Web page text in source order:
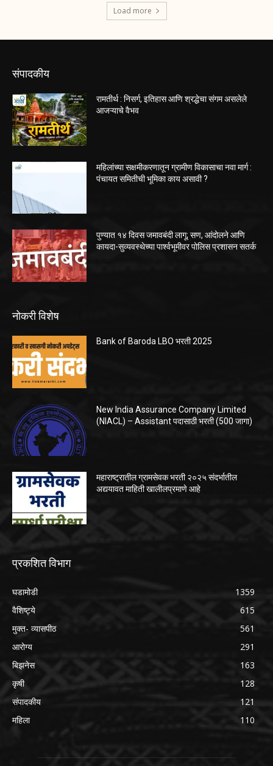
Load more
संपादकीय
रामतीर्थ : निसर्ग, इतिहास आणि श्रद्धेचा संगम असलेले
आजऱ्याचे वैभव
महिलांच्या सक्षमीकरणातून ग्रामीण विकासाचा नवा मार्ग :
पंचायत समितीची भूमिका काय असावी ?
पुण्यात १४ दिवस जमावबंदी लागू; सण, आंदोलने आणि
कायदा-सुव्यवस्थेच्या पार्श्वभूमीवर पोलिस प्रशासन सतर्क
नोकरी विशेष
Bank of Baroda LBO भरती 2025
New India Assurance Company Limited
(NIACL) – Assistant पदासाठी भरती (500 जागा)
महाराष्ट्रातील ग्रामसेवक भरती २०२५ संदर्भातील
अद्ययावत माहिती खालीलप्रमाणे आहे
प्रकशित विभाग
घडामोडी
1359
वैशिष्ट्ये
615
मुक्त- व्यासपीठ
561
आरोग्य
291
बिझनेस
163
कृषी
128
संपादकीय
121
महिला
110